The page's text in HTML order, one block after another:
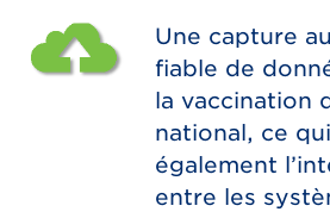
Une capture
fiable de
la vaccination
national, ce
également
entre les